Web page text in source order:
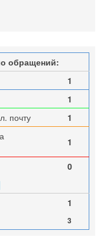
обращений:
1
1
почту
1
1
0
1
3